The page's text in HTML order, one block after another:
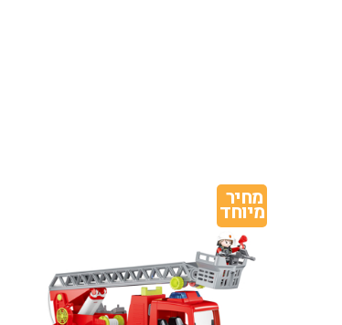
מחיר
מיוחד